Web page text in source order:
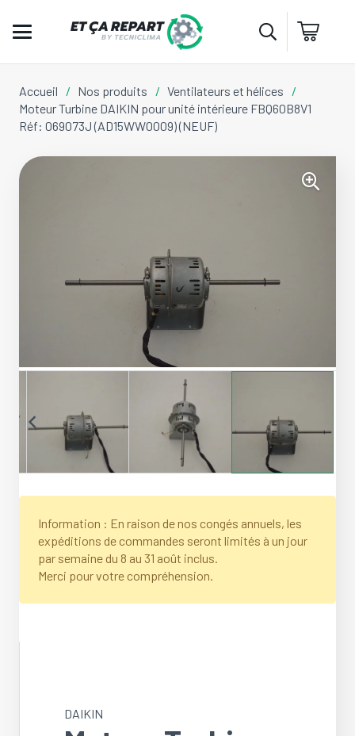
Accueil / Nos produits / Ventilateurs et hélices
/
Moteur Turbine DAIKIN pour unité intérieure FBQ60B8V1
Réf: 069073J (AD15WW0009) (NEUF)
Information : En raison de nos congés annuels, les
expéditions de commandes seront limités à un jour
par semaine du 8 au 31 août inclus.
Merci pour votre compréhension.
DAIKIN